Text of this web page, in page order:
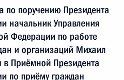
по поручению Президента
начальник Управления
Федерации по работе
и организаций Михаил
в Приёмной Президента
по приёму граждан